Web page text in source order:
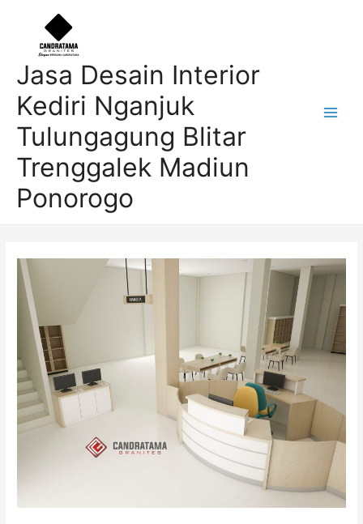
Jasa Desain Interior
Kediri Nganjuk
Tulungagung Blitar
Trenggalek Madiun
Ponorogo
navigation